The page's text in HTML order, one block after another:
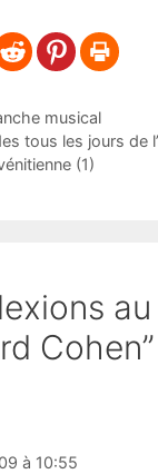
musical
tous les jours de
(1)
Cohen”
à 10:55